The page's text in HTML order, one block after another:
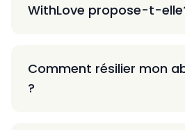
WithLove propose-t-
Comment résilier mon
?